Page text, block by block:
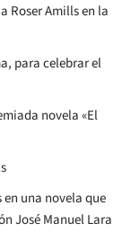
Roser Amills en la
para celebrar el
novela «El
una novela que
José Manuel Lara